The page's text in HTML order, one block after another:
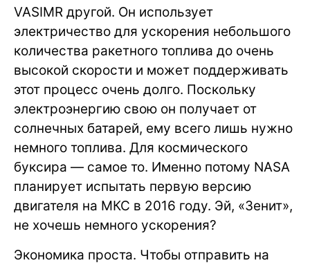
VASIMR другой. Он использует
электричество для ускорения небольшого
количества ракетного топлива до очень
высокой скорости и может поддерживать
этот процесс очень долго. Поскольку
электроэнергию свою он получает от
солнечных батарей, ему всего лишь нужно
немного топлива. Для космического
буксира — самое то. Именно потому NASA
планирует испытать первую версию
двигателя на МКС в 2016 году. Эй, «Зенит»,
не хочешь немного ускорения?
Экономика проста. Чтобы отправить на